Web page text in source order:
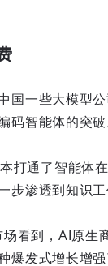
国一些大模型
码智能体的突破
打通了智能体
步渗透到知识工
看到，AI原生
爆发式增长增